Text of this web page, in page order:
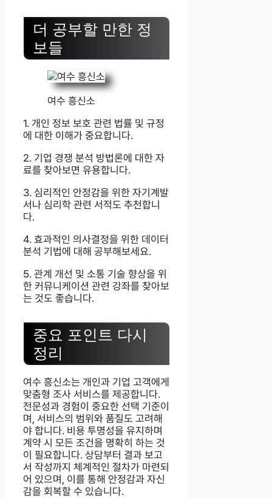
더 공부할 만한 정
보들
여수 흥신소
1. 개인 정보 보호 관련 법률 및 규정
에 대한 이해가 중요합니다.
2. 기업 경쟁 분석 방법론에 대한 자
료를 찾아보면 유용합니다.
3. 심리적인 안정감을 위한 자기계발
서나 심리학 관련 서적도 추천합니
다.
4. 효과적인 의사결정을 위한 데이터
분석 기법에 대해 공부해보세요.
5. 관계 개선 및 소통 기술 향상을 위
한 커뮤니케이션 관련 강좌를 찾아보
는 것도 좋습니다.
중요 포인트 다시
정리
여수 흥신소는 개인과 기업 고객에게
맞춤형 조사 서비스를 제공합니다.
전문성과 경험이 중요한 선택 기준이
며, 서비스의 범위와 품질도 고려해
야 합니다. 비용 투명성을 유지하며
계약 시 모든 조건을 명확히 하는 것
이 필요합니다. 상담부터 결과 보고
서 작성까지 체계적인 절차가 마련되
어 있으며, 이를 통해 안정감과 자신
감을 회복할 수 있습니다.